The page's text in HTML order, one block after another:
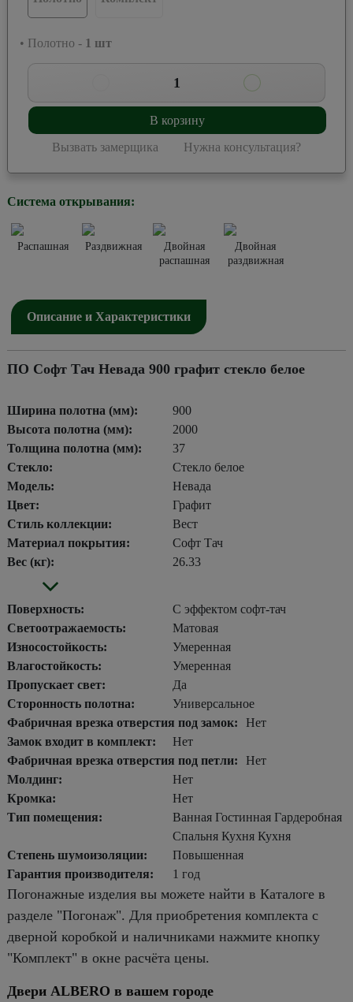
• Полотно - 1 шт
1
В корзину
Вызвать замерщика Нужна консультация?
Система открывания:
Распашная Раздвижная
Двойная
распашная
Двойная
раздвижная
Описание и Характеристики
ПО Софт Тач Невада 900 графит стекло белое
Ширина полотна (мм):
900
Высота полотна (мм):
2000
Толщина полотна (мм):
37
Стекло:
Стекло белое
Модель:
Невада
Цвет:
Графит
Стиль коллекции:
Вест
Материал покрытия:
Софт Тач
Вес (кг):
26.33
Поверхность:
С эффектом софт-тач
Светоотражаемость:
Матовая
Износостойкость:
Умеренная
Влагостойкость:
Умеренная
Пропускает свет:
Да
Сторонность полотна:
Универсальное
Фабричная врезка отверстия под замок:
Нет
Замок входит в комплект:
Нет
Фабричная врезка отверстия под петли:
Нет
Молдинг:
Нет
Кромка:
Нет
Тип помещения:
Ванная Гостинная Гардеробная
Спальня Кухня Кухня
Степень шумоизоляции:
Повышенная
Гарантия производителя:
1 год
Погонажные изделия вы можете найти в Каталоге в
разделе "Погонаж". Для приобретения комплекта с
дверной коробкой и наличниками нажмите кнопку
"Комплект" в окне расчёта цены.
Двери ALBERO в вашем городе